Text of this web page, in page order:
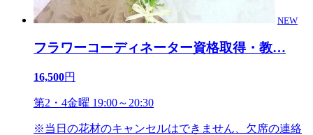
NEW
フラワーコーディネーター資格取得・教…
16,500円
第2・4金曜 19:00～20:30
※当日の花材のキャンセルはできません、欠席の連絡